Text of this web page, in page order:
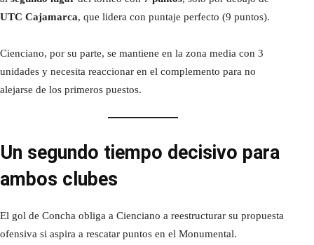
UTC Cajamarca, que lidera con puntaje perfecto (9 puntos).
Cienciano, por su parte, se mantiene en la zona media con 3
unidades y necesita reaccionar en el complemento para no
alejarse de los primeros puestos.
Un segundo tiempo decisivo para
ambos clubes
El gol de Concha obliga a Cienciano a reestructurar su propuesta
ofensiva si aspira a rescatar puntos en el Monumental.